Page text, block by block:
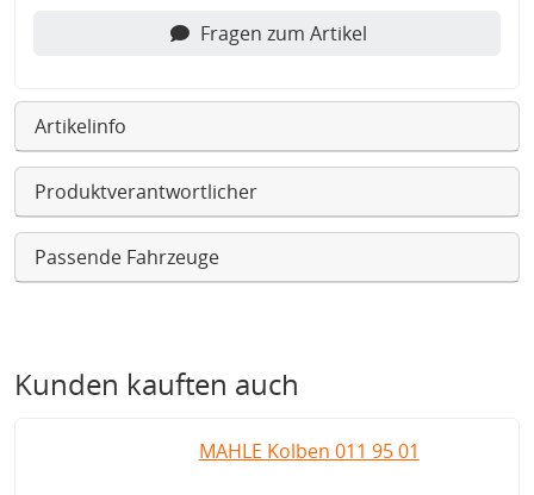
Fragen zum Artikel
Artikelinfo
Produktverantwortlicher
Passende Fahrzeuge
Kunden kauften auch
MAHLE Kolben 011 95 01